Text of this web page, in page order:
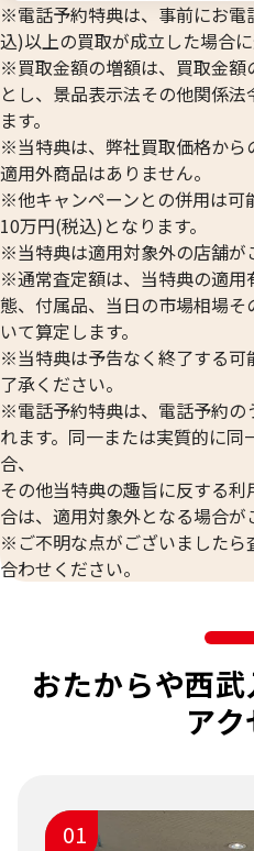
※電話予約特典は、事前にお電
込)以上の買取が成立した場合に
※買取金額の増額は、買取金
とし、景品表示法その他関係
ます。
※当特典は、弊社買取価格から
適用外商品はありません。
※他キャンペーンとの併用は可
10万円(税込)となります。
※当特典は適用対象外の店舗が
※通常査定額は、当特典の適用
態、付属品、当日の市場相場
いて算定します。
※当特典は予告なく終了する可
了承ください。
※電話予約特典は、電話予約の
れます。同一または実質的に
合、
その他当特典の趣旨に反する
合は、適用対象外となる場合が
※ご不明な点がございましたら
合わせください。
おたからや西
ア
01